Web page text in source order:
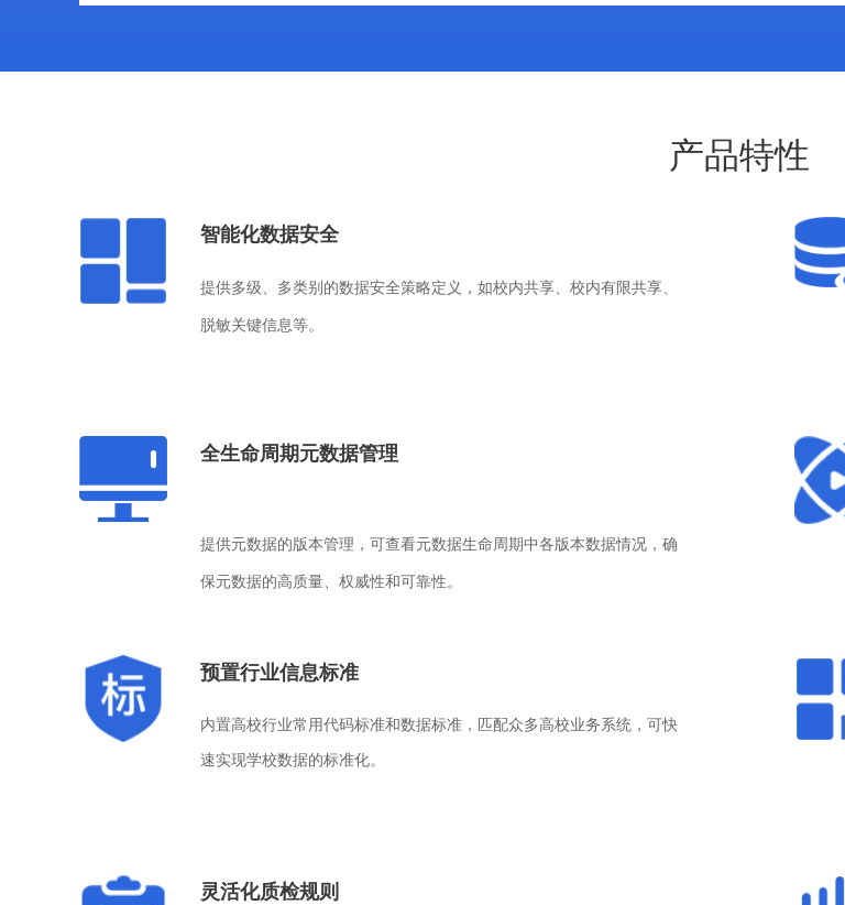
产品特性
智能化数据安全
提供多级、多类别的数据安全策略定义，如校内共享、校内有限共享、
脱敏关键信息等。
全生命周期元数据管理
提供元数据的版本管理，可查看元数据生命周期中各版本数据情况，确
保元数据的高质量、权威性和可靠性。
预置行业信息标准
内置高校行业常用代码标准和数据标准，匹配众多高校业务系统，可快
速实现学校数据的标准化。
灵活化质检规则